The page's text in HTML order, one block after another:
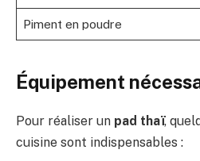
Piment en poudre
Équipement
Pour réaliser un pad thaï,
cuisine sont indispensables :